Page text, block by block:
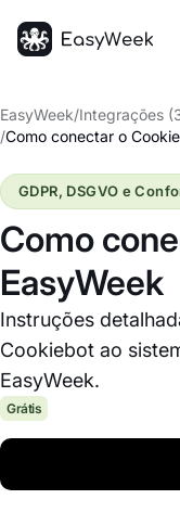
EasyWeek/Integrações
/Como conectar o
Como
EasyWeek
Instruções
Cookiebot ao
EasyWeek.
GDPR, DSGVO e
Grátis